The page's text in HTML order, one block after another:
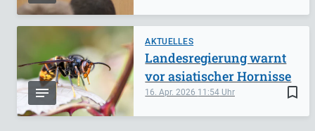
AKTUELLES
bookmark_border
16. Apr. 2026 11:54
Landesregierung warnt
vor asiatischer Hornisse